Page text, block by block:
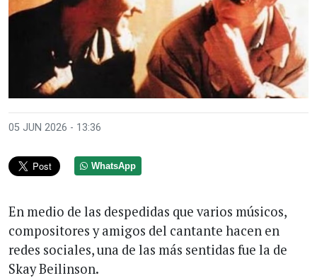
05 JUN 2026 - 13:36
WhatsApp
En medio de las despedidas que varios músicos,
compositores y amigos del cantante hacen en
redes sociales, una de las más sentidas fue la de
Skay Beilinson.